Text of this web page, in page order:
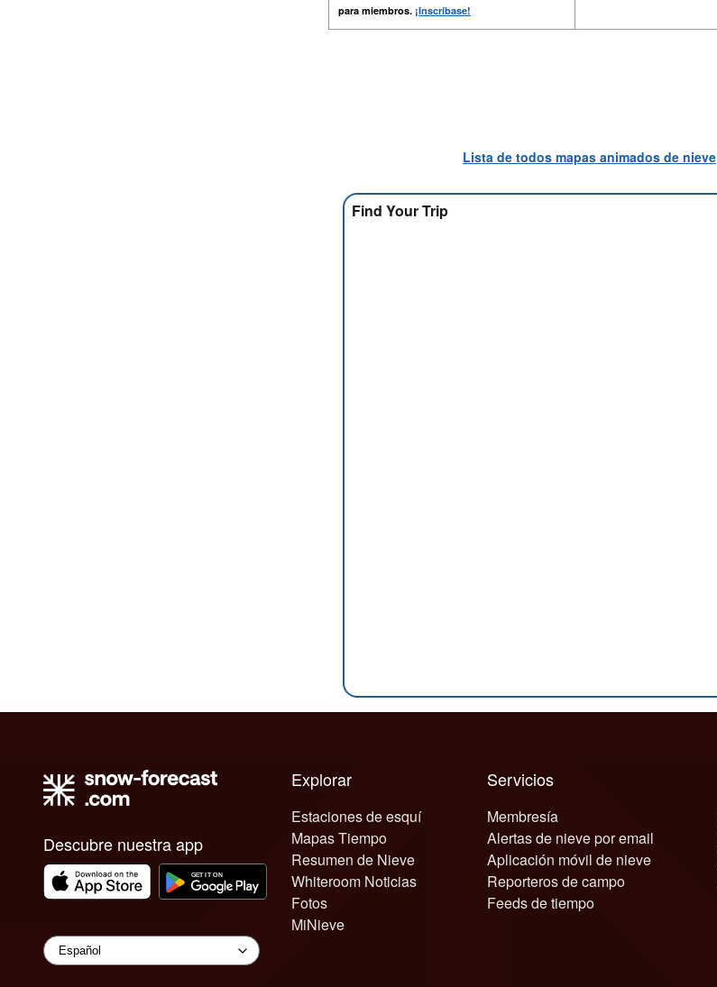
para miembros. ¡Inscríbase!
Lista de todos mapas animados de nieve
Find Your Trip
Descubre nuestra app
Explorar
Estaciones de esquí
Mapas Tiempo
Resumen de Nieve
Whiteroom Noticias
Fotos
MiNieve
Servicios
Membresía
Alertas de nieve por email
Aplicación móvil de nieve
Reporteros de campo
Feeds de tiempo